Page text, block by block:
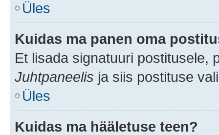
Üles
Kuidas ma panen oma
Et lisada signatuuri postitusele,
Juhtpaneelis ja siis postituse
Üles
Kuidas ma hääletuse teen?